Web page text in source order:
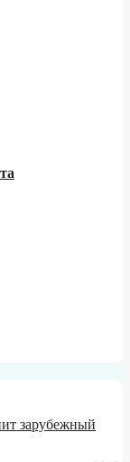
зарубежный